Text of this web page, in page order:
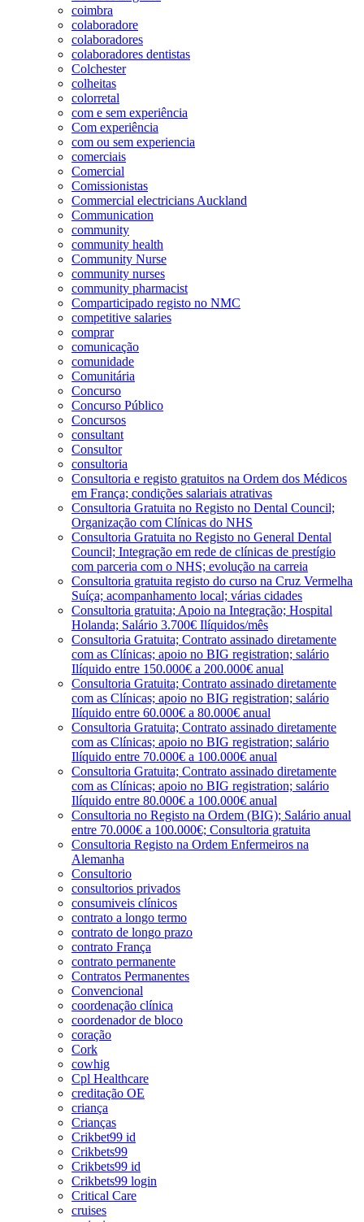
coimbra
colaboradore
colaboradores
colaboradores dentistas
Colchester
colheitas
colorretal
com e sem experiência
Com experiência
com ou sem experiencia
comerciais
Comercial
Comissionistas
Commercial electricians Auckland
Communication
community
community health
Community Nurse
community nurses
community pharmacist
Comparticipado registo no NMC
competitive salaries
comprar
comunicação
comunidade
Comunitária
Concurso
Concurso Público
Concursos
consultant
Consultor
consultoria
Consultoria e registo gratuitos na Ordem dos Médicos
em França; condições salariais atrativas
Consultoria Gratuita no Registo no Dental Council;
Organização com Clínicas do NHS
Consultoria Gratuita no Registo no General Dental
Council; Integração em rede de clínicas de prestígio
com parceria com o NHS; evolução na carreia
Consultoria gratuita registo do curso na Cruz Vermelha
Suíça; acompanhamento local; várias cidades
Consultoria gratuita; Apoio na Integração; Hospital
Holanda; Salário 3.700€ Ilíquidos/mês
Consultoria Gratuita; Contrato assinado diretamente
com as Clínicas; apoio no BIG registration; salário
Ilíquido entre 150.000€ a 200.000€ anual
Consultoria Gratuita; Contrato assinado diretamente
com as Clínicas; apoio no BIG registration; salário
Ilíquido entre 60.000€ a 80.000€ anual
Consultoria Gratuita; Contrato assinado diretamente
com as Clínicas; apoio no BIG registration; salário
Ilíquido entre 70.000€ a 100.000€ anual
Consultoria Gratuita; Contrato assinado diretamente
com as Clínicas; apoio no BIG registration; salário
Ilíquido entre 80.000€ a 100.000€ anual
Consultoria no Registo na Ordem (BIG); Salário anual
entre 70.000€ a 100.000€; Consultoria gratuita
Consultoria Registo na Ordem Enfermeiros na
Alemanha
Consultorio
consultorios privados
consumiveis clínicos
contrato a longo termo
contrato de longo prazo
contrato França
contrato permanente
Contratos Permanentes
Convencional
coordenação clínica
coordenador de bloco
coração
Cork
cowhig
Cpl Healthcare
creditação OE
criança
Crianças
Crikbet99 id
Crikbets99
Crikbets99 id
Crikbets99 login
Critical Care
cruises